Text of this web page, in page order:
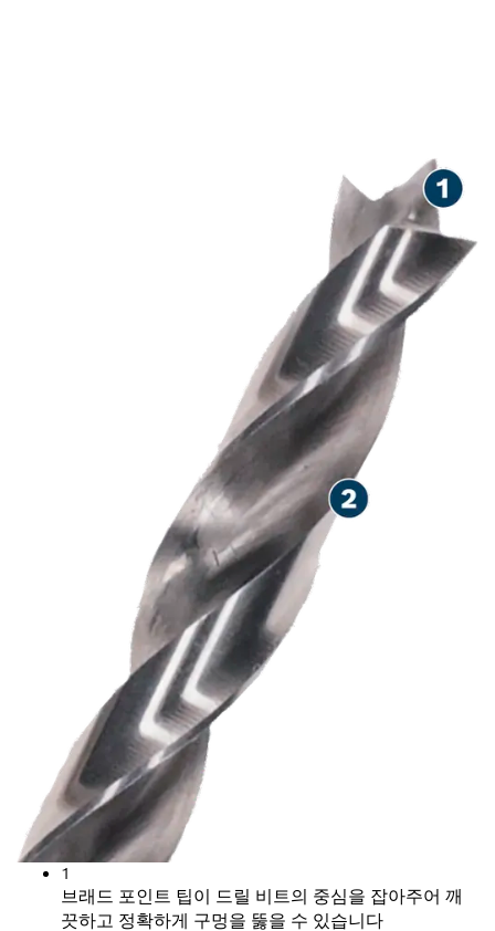
1
브래드 포인트 팁이 드릴 비트의 중심을 잡아주어 깨
끗하고 정확하게 구멍을 뚫을 수 있습니다